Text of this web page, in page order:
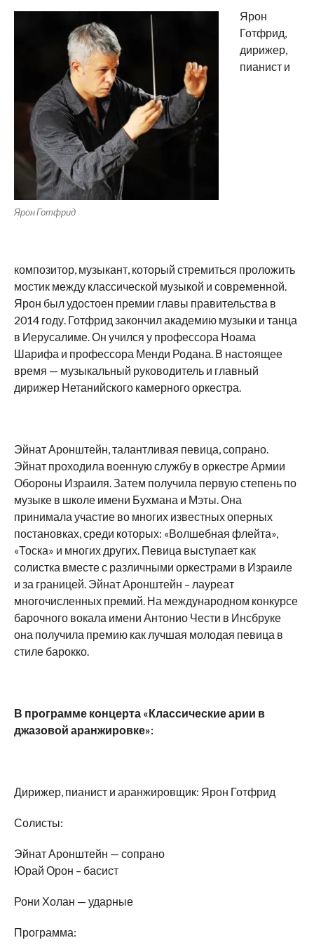
Ярон Готфрид
Ярон
Готфрид,
дирижер,
пианист и
композитор, музыкант, который стремиться проложить
мостик между классической музыкой и современной.
Ярон был удостоен премии главы правительства в
2014 году. Готфрид закончил академию музыки и танца
в Иерусалиме. Он учился у профессора Ноама
Шарифа и профессора Менди Родана. В настоящее
время — музыкальный руководитель и главный
дирижер Нетанийского камерного оркестра.
Эйнат Аронштейн, талантливая певица, сопрано.
Эйнат проходила военную службу в оркестре Армии
Обороны Израиля. Затем получила первую степень по
музыке в школе имени Бухмана и Мэты. Она
принимала участие во многих известных оперных
постановках, среди которых: «Волшебная флейта»,
«Тоска» и многих других. Певица выступает как
солистка вместе с различными оркестрами в Израиле
и за границей. Эйнат Аронштейн – лауреат
многочисленных премий. На международном конкурсе
барочного вокала имени Антонио Чести в Инсбруке
она получила премию как лучшая молодая певица в
стиле барокко.
В программе концерта «Классические арии в
джазовой аранжировке»:
Дирижер, пианист и аранжировщик: Ярон Готфрид
Солисты:
Эйнат Аронштейн — сопрано
Юрай Орон – басист
Рони Холан — ударные
Программа: